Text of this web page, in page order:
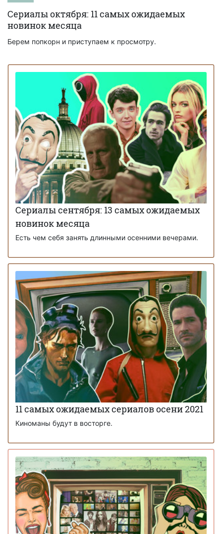
Сериалы октября: 11 самых ожидаемых
новинок месяца
Берем попкорн и приступаем к просмотру.
Сериалы сентября: 13 самых ожидаемых
новинок месяца
Есть чем себя занять длинными осенними вечерами.
11 самых ожидаемых сериалов осени 2021
Киноманы будут в восторге.